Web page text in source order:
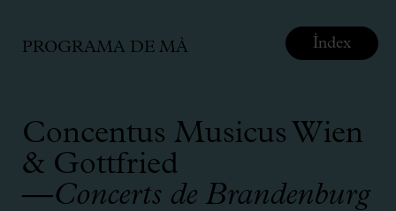
PROGRAMA DE MÀ
Concentus Musicus Wien
& Gottfried
—Concerts de Brandenburg
Índex